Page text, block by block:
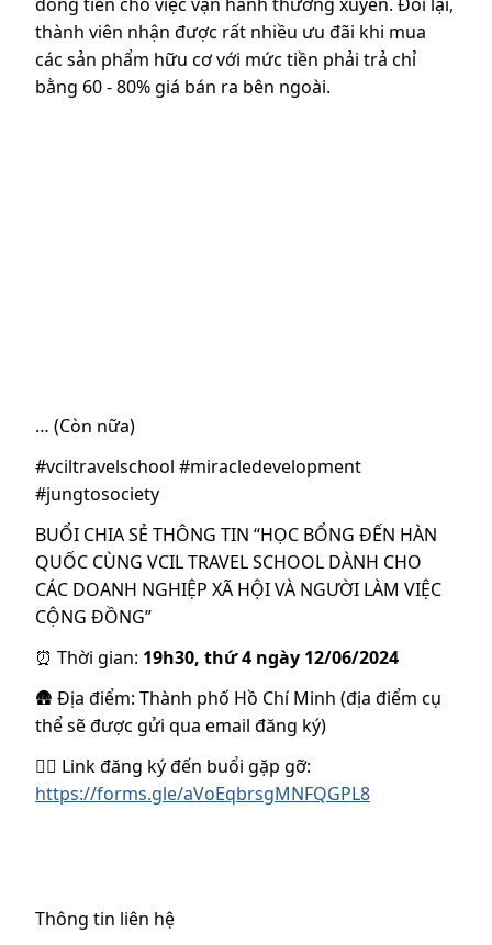
thành viên nhận được rất nhiều ưu đãi khi mua
các sản phẩm hữu cơ với mức tiền phải trả chỉ
bằng 60 - 80% giá bán ra bên ngoài.
… (Còn nữa)
#vciltravelschool #miracledevelopment
#jungtosociety
BUỔI CHIA SẺ THÔNG TIN “HỌC BỔNG ĐẾN HÀN
QUỐC CÙNG VCIL TRAVEL SCHOOL DÀNH CHO
CÁC DOANH NGHIỆP XÃ HỘI VÀ NGƯỜI LÀM VIỆC
CỘNG ĐỒNG”
⏰ Thời gian: 19h30, thứ 4 ngày 12/06/2024
🛖 Địa điểm: Thành phố Hồ Chí Minh (địa điểm cụ
thể sẽ được gửi qua email đăng ký)
👉🏼 Link đăng ký đến buổi gặp gỡ:
https://forms.gle/aVoEqbrsgMNFQGPL8
Thông tin liên hệ